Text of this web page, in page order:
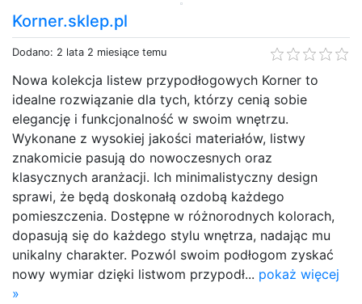
Korner.sklep.pl
Dodano: 2 lata 2 miesiące temu
Nowa kolekcja listew przypodłogowych Korner to
idealne rozwiązanie dla tych, którzy cenią sobie
elegancję i funkcjonalność w swoim wnętrzu.
Wykonane z wysokiej jakości materiałów, listwy
znakomicie pasują do nowoczesnych oraz
klasycznych aranżacji. Ich minimalistyczny design
sprawi, że będą doskonałą ozdobą każdego
pomieszczenia. Dostępne w różnorodnych kolorach,
dopasują się do każdego stylu wnętrza, nadając mu
unikalny charakter. Pozwól swoim podłogom zyskać
nowy wymiar dzięki listwom przypodł... pokaż więcej
»